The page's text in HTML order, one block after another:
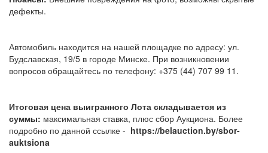
дефекты.
Автомобиль находится на нашей площадке по адресу: ул.
Будславская, 19/5 в городе Минске. При возникновении
вопросов обращайтесь по телефону: +375 (44) 707 99 11.
Итоговая цена выигранного Лота складывается из
суммы: максимальная ставка, плюс сбор Аукциона. Более
подробно по данной ссылке - https://belauction.by/sbor-
auktsiona